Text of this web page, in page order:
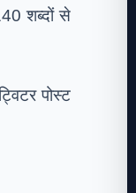
शब्दों से
पोस्ट